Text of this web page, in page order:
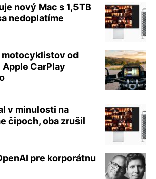
nový Mac s 1,5TB
nedoplatíme
motocyklistov od
CarPlay
v minulosti na
čipoch, oba zrušil
pre korporátnu